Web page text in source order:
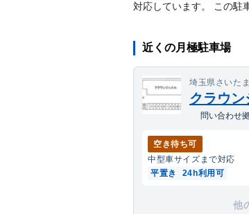
対応しています。 この駐
近くの月極駐車場
埼玉県さいた
クラウン
問い合わせ
空き待ち可
中型車サイズまで対応
平置き
24h利用可
他